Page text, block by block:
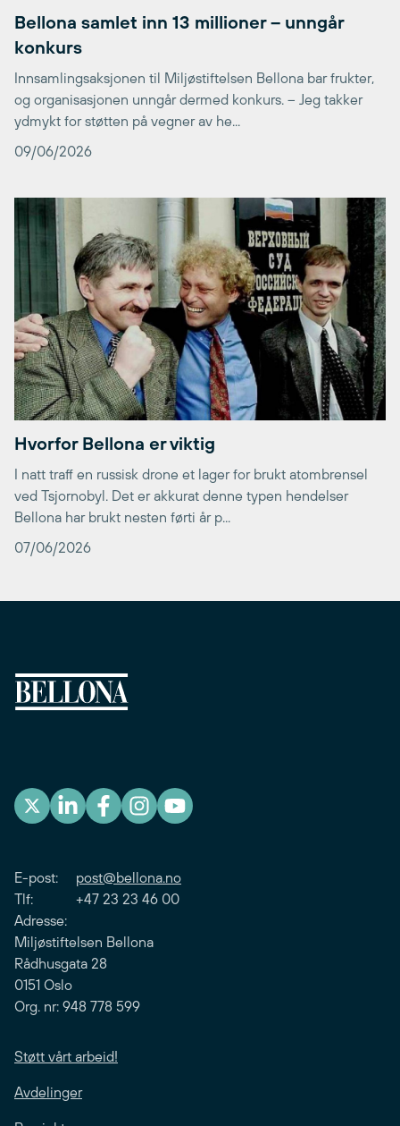
Bellona samlet inn 13 millioner – unngår
konkurs
Innsamlingsaksjonen til Miljøstiftelsen Bellona bar frukter,
og organisasjonen unngår dermed konkurs. – Jeg takker
ydmykt for støtten på vegner av he...
09/06/2026
Hvorfor Bellona er viktig
I natt traff en russisk drone et lager for brukt atombrensel
ved Tsjornobyl. Det er akkurat denne typen hendelser
Bellona har brukt nesten førti år p...
07/06/2026
E-post: post@bellona.no
Tlf: +47 23 23 46 00
Adresse:
Miljøstiftelsen Bellona
Rådhusgata 28
0151 Oslo
Org. nr: 948 778 599
Støtt vårt arbeid!
Avdelinger